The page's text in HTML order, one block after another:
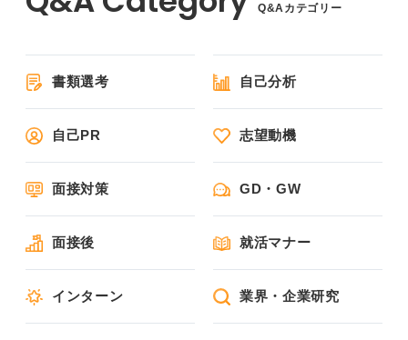
Q&Aカテゴリー
書類選考 自己分析
自己PR 志望動機
面接対策 GD・GW
面接後 就活マナー
インターン 業界・企業研究